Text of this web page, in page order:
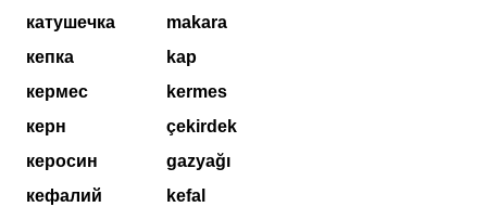
катушечка
кепка
кермес
керн
керосин
кефалий
makara
kap
kermes
çekirdek
gazyağı
kefal